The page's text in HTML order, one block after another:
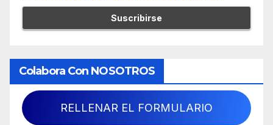
Colabora Con NOSOTROS
RELLENAR EL FORMULARIO